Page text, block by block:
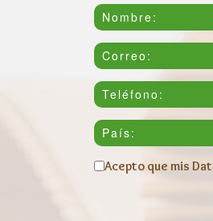
Acepto que mis